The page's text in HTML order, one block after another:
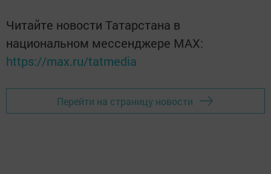
Читайте новости Татарстана в
национальном мессенджере MАХ:
https://max.ru/tatmedia
Перейти на страницу новости